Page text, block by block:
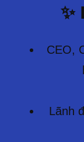
CEO,
Lãnh